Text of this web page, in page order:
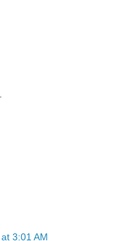
3:01 AM